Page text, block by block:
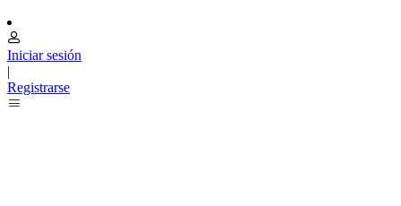
Iniciar sesión
|
Registrarse